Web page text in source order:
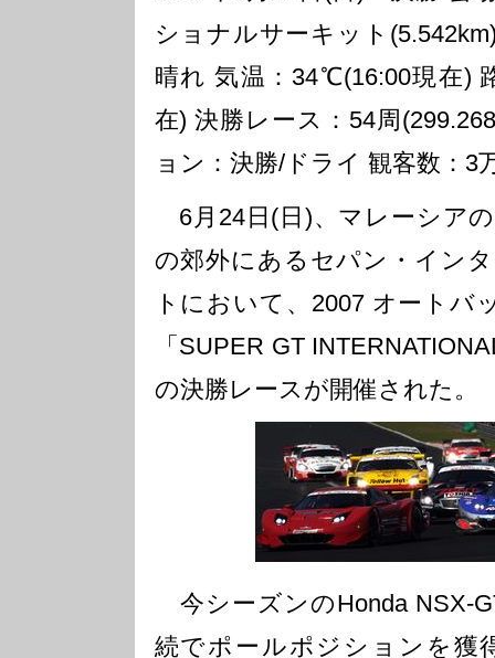
ショナルサーキット
晴れ 気温：34℃(16:00現在)
在) 決勝レース：54周
ョン：決勝/ドライ 観客数：3
6月24日(日)、マレーシア
の郊外にあるセパン・イン
トにおいて、2007 オートバ
「SUPER GT
の決勝レースが開催された。
今シーズンのHonda NSX-
続でポールポジションを獲